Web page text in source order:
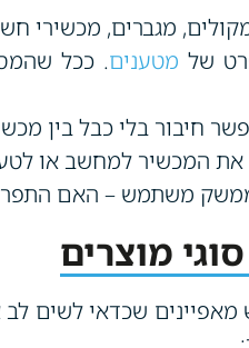
מגברים, מכשירי
של מטענים. ככל
חיבור בלי כבל בין
המכשיר למחשב או
משתמש – האם
מוצרים
שכדאי לשים לב